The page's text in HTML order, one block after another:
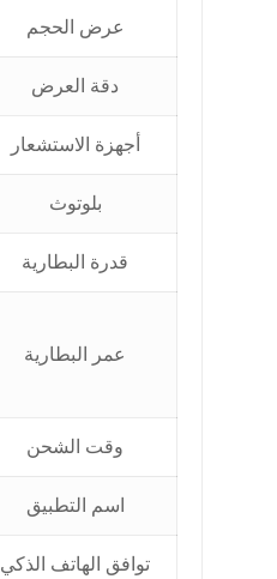
عرض الحجم
دقة العرض
أجهزة الاستشعار
بلوتوث
قدرة البطارية
عمر البطارية
وقت الشحن
اسم التطبيق
توافق الهاتف الذكي